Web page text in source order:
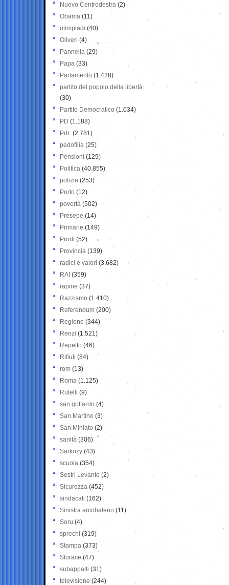
Nuovo Centrodestra (2)
Obama (11)
olimpiadi (40)
Oliveri (4)
Pannella (29)
Papa (33)
Parlamento (1.428)
partito del popolo della libertà
(30)
Partito Democratico (1.034)
PD (1.188)
PdL (2.781)
pedofilia (25)
Pensioni (129)
Politica (40.855)
polizia (253)
Porto (12)
povertà (502)
Presepe (14)
Primarie (149)
Prodi (52)
Provincia (139)
radici e valori (3.682)
RAI (359)
rapine (37)
Razzismo (1.410)
Referendum (200)
Regione (344)
Renzi (1.521)
Repetto (46)
Rifiuti (84)
rom (13)
Roma (1.125)
Rutelli (9)
san gottardo (4)
San Martino (3)
San Miniato (2)
sanità (306)
Sarkozy (43)
scuola (354)
Sestri Levante (2)
Sicurezza (452)
sindacati (162)
Sinistra arcobaleno (11)
Soru (4)
sprechi (319)
Stampa (373)
Storace (47)
subappalti (31)
televisione(244)